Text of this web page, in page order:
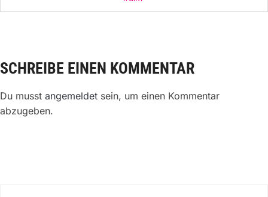
SCHREIBE EINEN KOMMENTAR
Du musst angemeldet sein, um einen Kommentar
abzugeben.